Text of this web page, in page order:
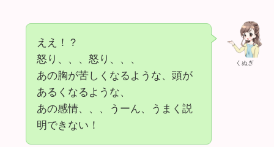
くぬぎ
ええ！？
怒り、、、怒り、、、
あの胸が苦しくなるような、頭が
あるくなるような、
あの感情、、、うーん、うまく説
明できない！